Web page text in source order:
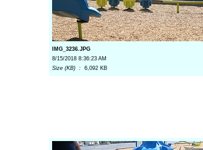
IMG_3236.JPG
8/15/2018 8:36:23 AM
Size (KB) : 6,092 KB